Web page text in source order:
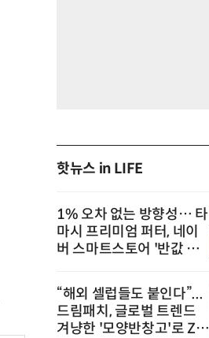
핫뉴스 in LIFE
1% 오차 없는 방향성… 타
마시 프리미엄 퍼터, 네이
버 스마트스토어 '반값 할
“해외 셀럽들도 붙인다”...
드림패치, 글로벌 트렌드
겨냥한 '모양반창고'로 Z세